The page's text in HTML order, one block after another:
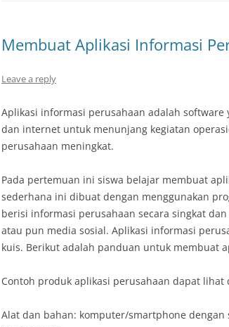
Membuat Aplikasi Informasi
Leave a reply
Aplikasi informasi perusahaan adalah
dan internet untuk menunjang kegiatan
perusahaan meningkat.
Pada pertemuan ini siswa belajar membuat
sederhana ini dibuat dengan menggunakan
berisi informasi perusahaan secara singkat
atau pun media sosial. Aplikasi informasi
kuis. Berikut adalah panduan untuk membuat
Contoh produk aplikasi perusahaan dapat lihat
Alat dan bahan: komputer/smartphone